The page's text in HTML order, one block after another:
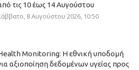
τις 10 έως 14 Αυγούστου
8 Αυγούστου 2026, 10:50
Monitoring: Η εθνική υποδομή
αξιοποίηση δεδομένων υγείας προς